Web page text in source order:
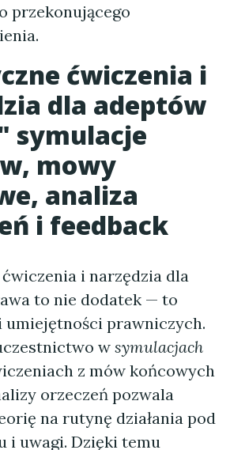
przekonującego
ćwiczenia i
dla adeptów
symulacje
mowy
analiza
i feedback
i narzędzia dla
to nie dodatek — to
umiejętności prawniczych.
w symulacjach
z mów końcowych
orzeczeń pozwala
na rutynę działania pod
i uwagi. Dzięki temu